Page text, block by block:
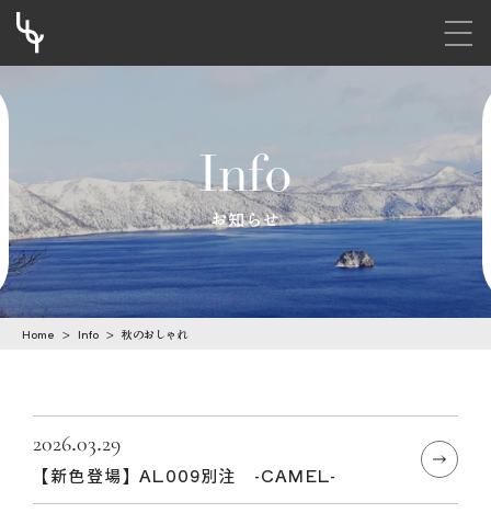
k
o
c
o
メ
Info
お知らせ
Home > Info > 秋のおしゃれ
2026.03.29
【新色登場】AL009別注 -CAMEL-